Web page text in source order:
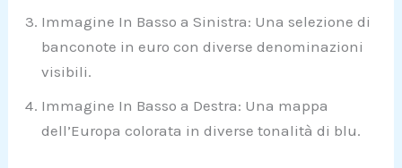
Immagine In Basso a Sinistra: Una selezione di
banconote in euro con diverse denominazioni
visibili.
Immagine In Basso a Destra: Una mappa
dell’Europa colorata in diverse tonalità di blu.